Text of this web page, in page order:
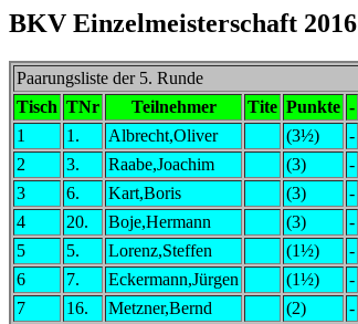
BKV Einzelmeisterschaft 2016
Paarungsliste der 5. Runde
Tisch TNr Teilnehmer Tite Punkte -
1
1. Albrecht,Oliver (3½) -
2
3. Raabe,Joachim (3) -
3
6. Kart,Boris (3) -
4
20. Boje,Hermann (3) -
5
5. Lorenz,Steffen (1½) -
6
7. Eckermann,Jürgen (1½) -
7
16. Metzner,Bernd (2) -